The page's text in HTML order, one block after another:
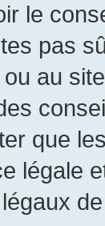
le
pas
au
que
légale